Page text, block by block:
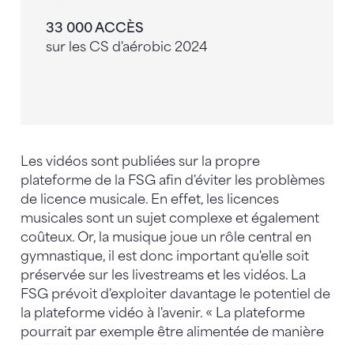
33 000 ACCÈS
sur les CS d'aérobic 2024
Les vidéos sont publiées sur la propre
plateforme de la FSG afin d'éviter les problèmes
de licence musicale. En effet, les licences
musicales sont un sujet complexe et également
coûteux. Or, la musique joue un rôle central en
gymnastique, il est donc important qu'elle soit
préservée sur les livestreams et les vidéos. La
FSG prévoit d'exploiter davantage le potentiel de
la plateforme vidéo à l'avenir. « La plateforme
pourrait par exemple être alimentée de manière